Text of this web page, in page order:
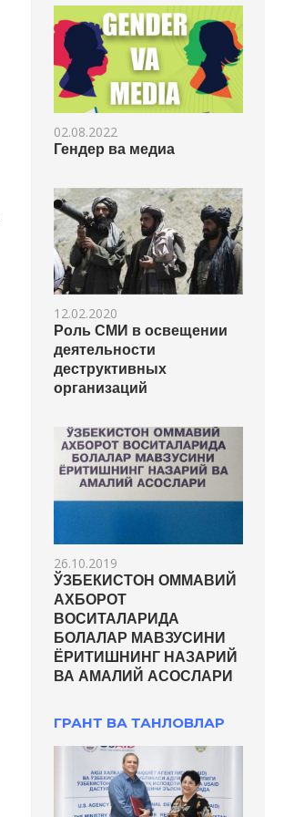
02.08.2022
Гендер ва медиа
12.02.2020
Роль СМИ в освещении
деятельности
деструктивных
организаций
26.10.2019
ЎЗБЕКИСТОН ОММАВИЙ
АХБОРОТ
ВОСИТАЛАРИДА
БОЛАЛАР МАВЗУСИНИ
ЁРИТИШНИНГ НАЗАРИЙ
ВА АМАЛИЙ АСОСЛАРИ
ГРАНТ ВА ТАНЛОВЛАР